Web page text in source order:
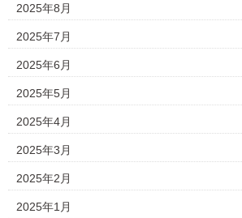
2025年8月
2025年7月
2025年6月
2025年5月
2025年4月
2025年3月
2025年2月
2025年1月